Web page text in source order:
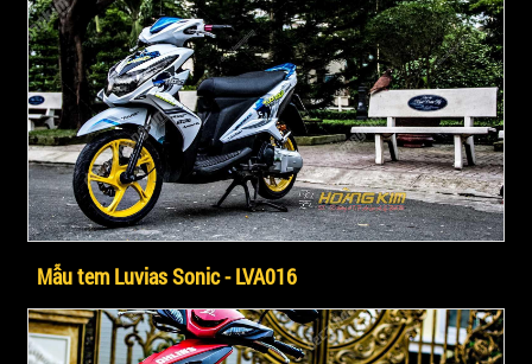
Mẫu tem Luvias Sonic - LVA016